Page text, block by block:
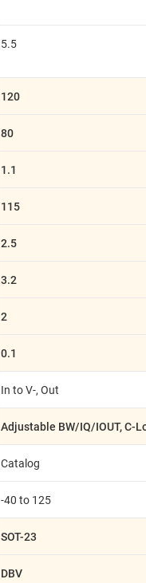
5.5
120
80
1.1
115
2.5
3.2
2
0.1
In to V-, Out
Adjustable BW/IQ/IOUT, C-
Catalog
-40 to 125
SOT-23
DBV